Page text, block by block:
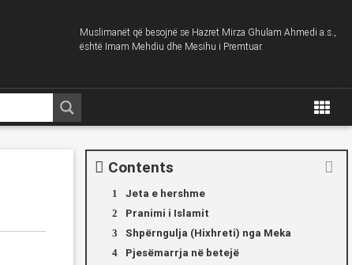
Muslimanët që besojnë se Hazret Mirza Ghulam Ahmedi a.s.,
është Imam Mehdiu dhe Mesihu i Premtuar.
Contents
Jeta e hershme
Pranimi i Islamit
Shpërngulja (Hixhreti) nga Meka
Pjesëmarrja në betejë